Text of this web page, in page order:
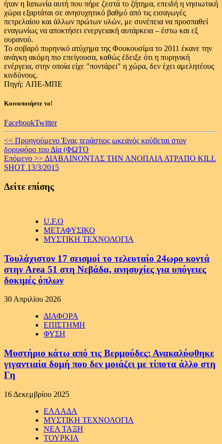
ήταν η Ιαπωνία αυτή που πήρε ζεστά το ζήτημα, επειδή η νησιωτική
χώρα εξαρτάται σε ανησυχητικό βαθμό από τις εισαγωγές
πετρελαίου και άλλων πρώτων υλών, με συνέπεια να προσπαθεί
εναγωνίως να αποκτήσει ενεργειακή αυτάρκεια – έστω και εξ
ουρανού.
Το σοβαρό πυρηνικό ατύχημα της Φουκουσίμα το 2011 έκανε την
ανάγκη ακόμη πιο επείγουσα, καθώς έδειξε ότι η πυρηνική
ενέργεια, στην οποία είχε ″ποντάρει″ η χώρα, δεν έχει αμελητέους
κινδύνους.
Πηγή: AΠΕ-ΜΠΕ
Κοινοποιήστε το!
FacebookTwitter
Continue
Reading
<< ΠροηγούμενοΈνας τεράστιος ωκεανός κρύβεται στον
δορυφόρο του Δία (ΦΩΤΟ
Επόμενο >> ΔΙΑΒΑΙΝΟΝΤΑΣ ΤΗΝ ΑΝΟΠΑΙΑ ΑΤΡΑΠΟ KILL
SHOT 13/3/2015
Δείτε επίσης
U.F.O
ΜΕΤΑΦΥΣΙΚΟ
ΜΥΣΤΙΚΗ ΤΕΧΝΟΛΟΓΙΑ
Τουλάχιστον 17 σεισμοί το τελευταίο 24ωρο κοντά
στην Area 51 στη Νεβάδα, ανησυχίες για υπόγειες
δοκιμές όπλων
30 Απριλίου 2026
ΔΙΑΦΟΡΑ
ΕΠΙΣΤΗΜΗ
ΦΥΣΗ
Μυστήριο κάτω από τις Βερμούδες: Ανακαλύφθηκε
γιγαντιαία δομή που δεν μοιάζει με τίποτα άλλο στη
Γη
16 Δεκεμβρίου 2025
ΕΛΛΑΔΑ
ΜΥΣΤΙΚΗ ΤΕΧΝΟΛΟΓΙΑ
ΝΕΑ ΤΑΞΗ
ΤΟΥΡΚΙΑ